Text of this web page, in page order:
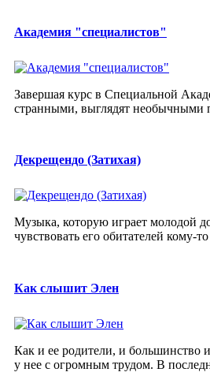
Академия "специалистов"
Завершая курс в Специальной
странными, выглядят необычными
Декрещендо (Затихая)
Музыка, которую играет молодой
чувствовать его обитателей
Как слышит Элен
Как и ее родители, и большинство
у нее с огромным трудом. В